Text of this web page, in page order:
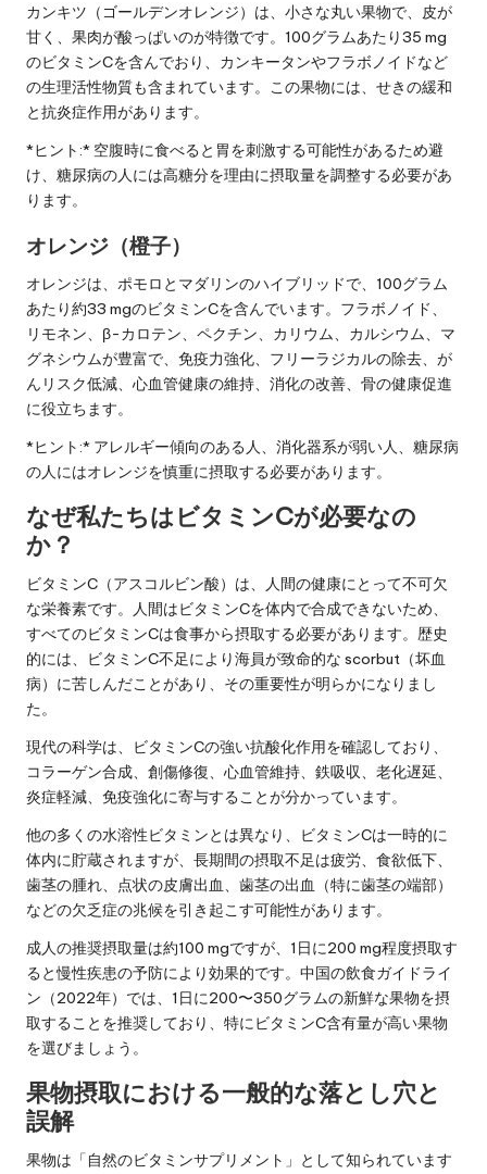
カンキツ（ゴールデンオレンジ）は、小さな丸い果物で、皮が
甘く、果肉が酸っぱいのが特徴です。100グラムあたり35 mg
のビタミンCを含んでおり、カンキータンやフラボノイドなど
の生理活性物質も含まれています。この果物には、せきの緩和
と抗炎症作用があります。
*ヒント:* 空腹時に食べると胃を刺激する可能性があるため避
け、糖尿病の人には高糖分を理由に摂取量を調整する必要があ
ります。
オレンジ（橙子）
オレンジは、ポモロとマダリンのハイブリッドで、100グラム
あたり約33 mgのビタミンCを含んでいます。フラボノイド、
リモネン、β-カロテン、ペクチン、カリウム、カルシウム、マ
グネシウムが豊富で、免疫力強化、フリーラジカルの除去、が
んリスク低減、心血管健康の維持、消化の改善、骨の健康促進
に役立ちます。
*ヒント:* アレルギー傾向のある人、消化器系が弱い人、糖尿病
の人にはオレンジを慎重に摂取する必要があります。
なぜ私たちはビタミンCが必要なの
か？
ビタミンC（アスコルビン酸）は、人間の健康にとって不可欠
な栄養素です。人間はビタミンCを体内で合成できないため、
すべてのビタミンCは食事から摂取する必要があります。歴史
的には、ビタミンC不足により海員が致命的な scorbut（坏血
病）に苦しんだことがあり、その重要性が明らかになりまし
た。
現代の科学は、ビタミンCの強い抗酸化作用を確認しており、
コラーゲン合成、創傷修復、心血管維持、鉄吸収、老化遅延、
炎症軽減、免疫強化に寄与することが分かっています。
他の多くの水溶性ビタミンとは異なり、ビタミンCは一時的に
体内に貯蔵されますが、長期間の摂取不足は疲労、食欲低下、
歯茎の腫れ、点状の皮膚出血、歯茎の出血（特に歯茎の端部）
などの欠乏症の兆候を引き起こす可能性があります。
成人の推奨摂取量は約100 mgですが、1日に200 mg程度摂取す
ると慢性疾患の予防により効果的です。中国の飲食ガイドライ
ン（2022年）では、1日に200〜350グラムの新鮮な果物を摂
取することを推奨しており、特にビタミンC含有量が高い果物
を選びましょう。
果物摂取における一般的な落とし穴と
誤解
果物は「自然のビタミンサプリメント」として知られています